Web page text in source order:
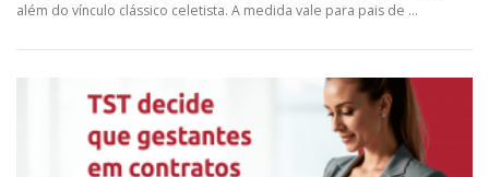
além do vínculo clássico celetista. A medida vale para pais de …